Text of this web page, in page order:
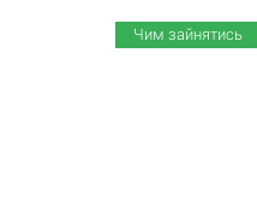
Чим зайнятись